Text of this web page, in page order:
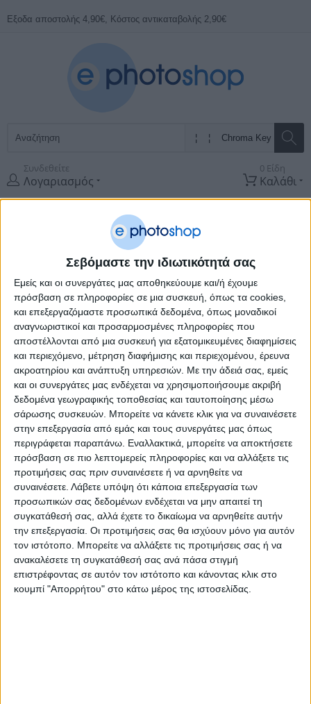
Σεβόμαστε την ιδιωτικότητά σας
Εμείς και οι συνεργάτες μας αποθηκεύουμε και/ή έχουμε
πρόσβαση σε πληροφορίες σε μια συσκευή, όπως τα cookies,
και επεξεργαζόμαστε προσωπικά δεδομένα, όπως μοναδικοί
αναγνωριστικοί και προσαρμοσμένες πληροφορίες που
αποστέλλονται από μια συσκευή για εξατομικευμένες διαφημίσεις
και περιεχόμενο, μέτρηση διαφήμισης και περιεχομένου, έρευνα
ακροατηρίου και ανάπτυξη υπηρεσιών. Με την άδειά σας, εμείς
και οι συνεργάτες μας ενδέχεται να χρησιμοποιήσουμε ακριβή
δεδομένα γεωγραφικής τοποθεσίας και ταυτοποίησης μέσω
σάρωσης συσκευών. Μπορείτε να κάνετε κλικ για να συναινέσετε
στην επεξεργασία από εμάς και τους συνεργάτες μας όπως
περιγράφεται παραπάνω. Εναλλακτικά, μπορείτε να αποκτήσετε
πρόσβαση σε πιο λεπτομερείς πληροφορίες και να αλλάξετε τις
προτιμήσεις σας πριν συναινέσετε ή να αρνηθείτε να
συναινέσετε. Λάβετε υπόψη ότι κάποια επεξεργασία των
προσωπικών σας δεδομένων ενδέχεται να μην απαιτεί τη
συγκατάθεσή σας, αλλά έχετε το δικαίωμα να αρνηθείτε αυτήν
την επεξεργασία. Οι προτιμήσεις σας θα ισχύουν μόνο για αυτόν
τον ιστότοπο. Μπορείτε να αλλάξετε τις προτιμήσεις σας ή να
ανακαλέσετε τη συγκατάθεσή σας ανά πάσα στιγμή
επιστρέφοντας σε αυτόν τον ιστότοπο και κάνοντας κλικ στο
κουμπί "Απορρήτου" στο κάτω μέρος της ιστοσελίδας.
Εξοδα αποστολής 4,90€, Κόστος αντικαταβολής 2,90€
Συνδεθείτε
Λογαριασμός
0 Είδη
Καλάθι
Αρχική Σελίδα Φωτογραφικά Φόντα & Στήριξη Chroma Key
ΥΠΟΚΑΤΗΓΟΡΊΕΣ
ΔΙΑΘΕΣΙΜΌΤΗΤΑ
Άμεση παραλαβή / Παράδοση 1 έως 3 ημέρες
1-3 ημέρες
7-10 ημέρες
Κατόπιν Παραγγελίας
ΕΠΑΝΑΦΟΡΆ
Chroma Key
Δεν υπάρχουν προϊόντα Κάτω από αυτήν την Κατηγορία.